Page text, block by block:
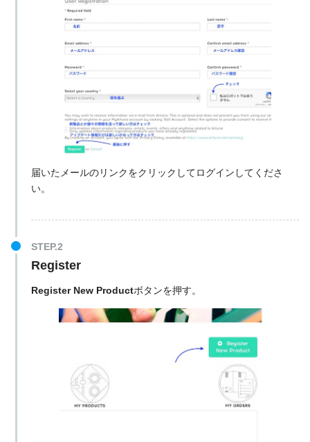
届いたメールのリンクをクリックしてログインしてくださ
い。
Register
Register New Productボタンを押す。